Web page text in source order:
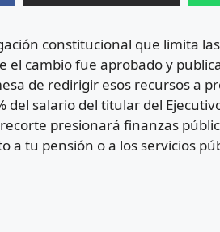
constitucional que limita
el cambio fue aprobado y
de redirigir esos recursos a
salario del titular del
presionará finanzas
a tu pensión o a los servicios